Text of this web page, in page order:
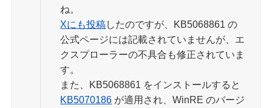
ね。
Xにも投稿したのですが、KB5068861 の
公式ページには記載されていませんが、エ
クスプローラーの不具合も修正されていま
す。
また、KB5068861 をインストールすると
KB5070186 が適用され、WinRE のバージ